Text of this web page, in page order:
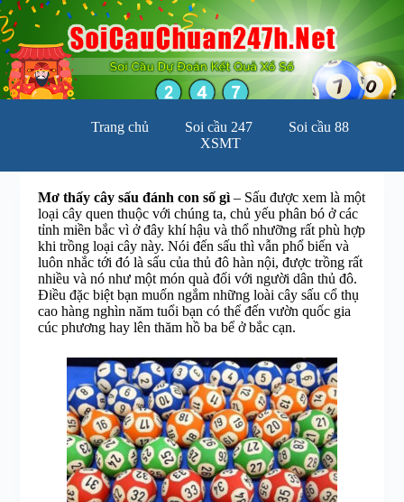
u
y
ể
n
Trang chủ Soi cầu 247
Soi cầu 88
XSMT
Mơ thấy cây sấu đánh con số gì – Sấu được xem là một
loại cây quen thuộc với chúng ta, chủ yếu phân bó ở các
tỉnh miền bắc vì ở đây khí hậu và thổ nhưỡng rất phù hợp
khi trồng loại cây này. Nói đến sấu thì vẫn phổ biến và
luôn nhắc tới đó là sấu của thủ đô hàn nội, được trồng rất
nhiều và nó như một món quà đối với người dân thủ đô.
Điều đặc biệt bạn muốn ngắm những loài cây sấu cổ thụ
cao hàng nghìn năm tuổi bạn có thể đến vườn quốc gia
cúc phương hay lên thăm hồ ba bể ở bắc cạn.